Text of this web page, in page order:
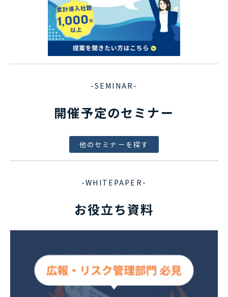
-SEMINAR-
開催予定のセミナー
他のセミナーを探す
-WHITEPAPER-
お役立ち資料